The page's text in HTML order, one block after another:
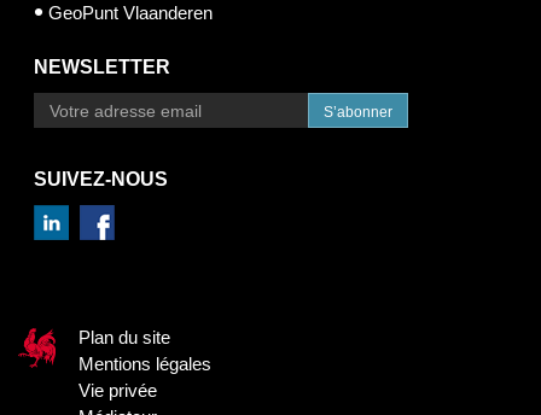
GeoPunt Vlaanderen
NEWSLETTER
S’abonner
SUIVEZ-NOUS
Plan du site
Mentions légales
Vie privée